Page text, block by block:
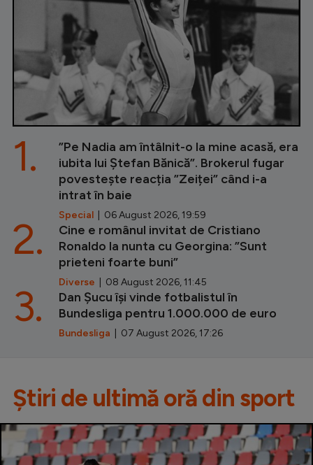
”Pe Nadia am întâlnit-o la mine acasă, era
iubita lui Ștefan Bănică”. Brokerul fugar
povestește reacția ”Zeiței” când i-a
intrat în baie
Special | 06 August 2026, 19:59
1.
Cine e românul invitat de Cristiano
Ronaldo la nunta cu Georgina: ”Sunt
prieteni foarte buni”
Diverse | 08 August 2026, 11:45
2.
Dan Șucu își vinde fotbalistul în
Bundesliga pentru 1.000.000 de euro
Bundesliga | 07 August 2026, 17:26
3.
Știri de ultimă oră din sport